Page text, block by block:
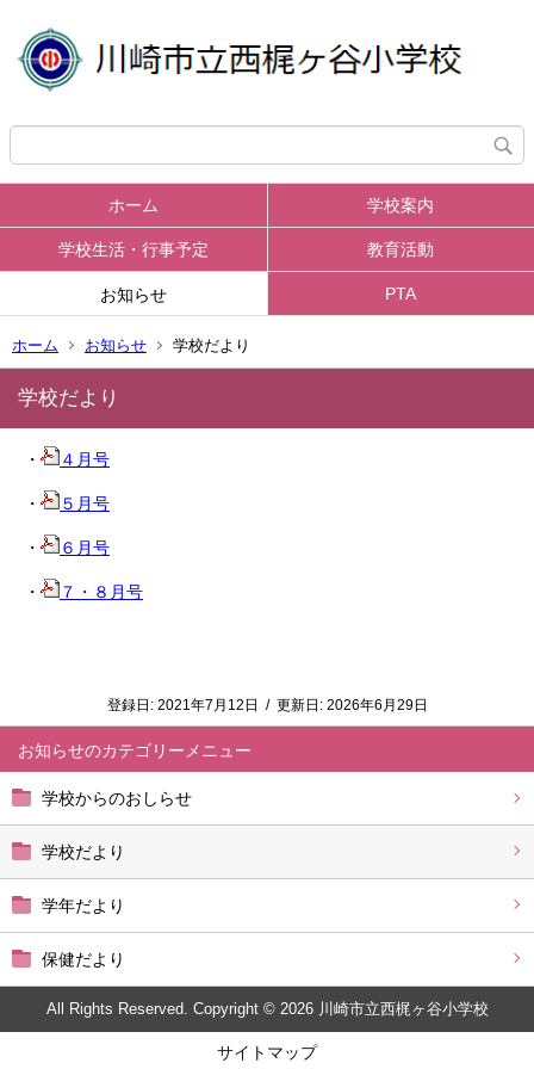
ホーム 学校案内
学校生活・行事予定 教育活動
お知らせ PTA
ホーム お知らせ 学校だより
お知らせ
学校からのおしらせ
学校だより
学年だより
保健だより
学校だより
・ ４月号
・ ５月号
・ ６月号
・ ７・８月号
登録日: 2021年7月12日 / 更新日: 2026年6月29日
All Rights Reserved. Copyright © 2026 川崎市立西梶ヶ谷小学校
サイトマップ